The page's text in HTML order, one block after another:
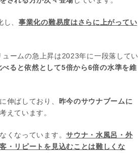
し、事業化の難易度はさらに上がってい
ームの急上昇は2023年に一段落してい
ると依然として5倍から6倍の水準を維
伸ばしており、 昨今のサウナブームに
えています。
くなっています。サウナ・水風呂・外
・リピートを見込むことは難しくな